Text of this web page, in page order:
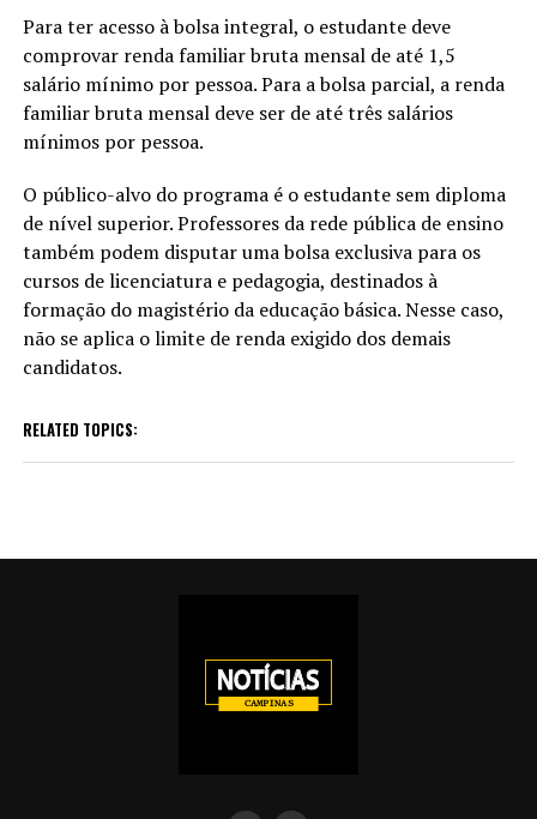
Para ter acesso à bolsa integral, o estudante deve
comprovar renda familiar bruta mensal de até 1,5
salário mínimo por pessoa. Para a bolsa parcial, a renda
familiar bruta mensal deve ser de até três salários
mínimos por pessoa.
O público-alvo do programa é o estudante sem diploma
de nível superior. Professores da rede pública de ensino
também podem disputar uma bolsa exclusiva para os
cursos de licenciatura e pedagogia, destinados à
formação do magistério da educação básica. Nesse caso,
não se aplica o limite de renda exigido dos demais
candidatos.
RELATED TOPICS: